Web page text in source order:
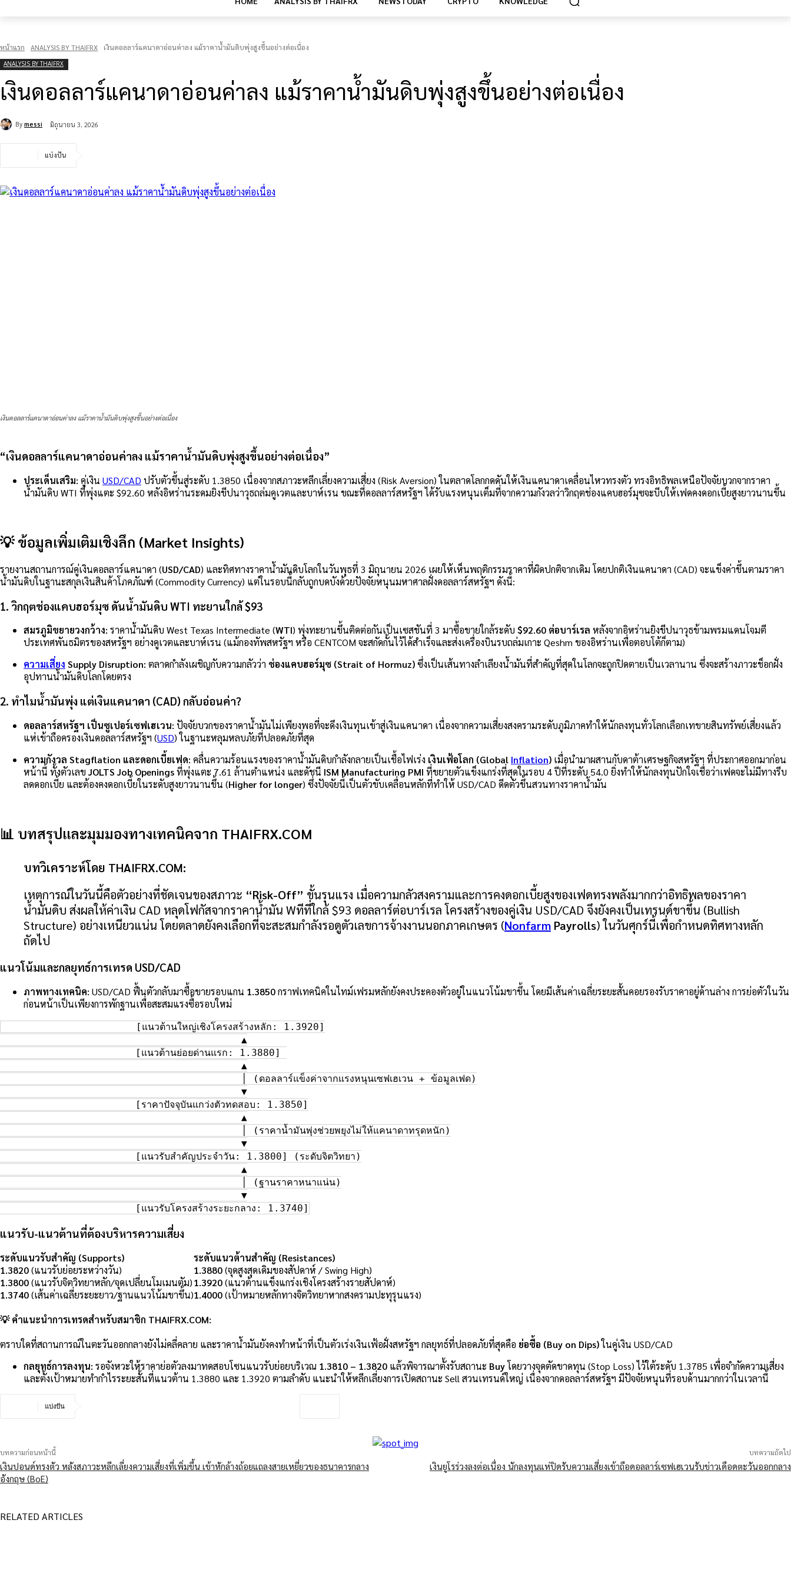
หน้าแรก ANALYSIS BY THAIFRX เงินดอลลาร์แคนาดาอ่อนค่าลง แม้ราคาน้ำมันดิบพุ่งสูงขึ้นอย่างต่อเนื่อง
ANALYSIS BY THAIFRX
เงินดอลลาร์แคนาดาอ่อนค่าลง แม้ราคาน้ำมันดิบพุ่งสูงขึ้นอย่างต่อเนื่อง
By messi มิถุนายน 3, 2026
แบ่งปัน
เงินดอลลาร์แคนาดาอ่อนค่าลง แม้ราคาน้ำมันดิบพุ่งสูงขึ้นอย่างต่อเนื่อง
“เงินดอลลาร์แคนาดาอ่อนค่าลง แม้ราคาน้ำมันดิบพุ่งสูงขึ้นอย่างต่อเนื่อง”
ประเด็นเสริม: คู่เงิน USD/CAD ปรับตัวขึ้นสู่ระดับ 1.3850 เนื่องจากสภาวะหลีกเลี่ยงความเสี่ยง (Risk Aversion) ในตลาดโลกกดดันให้เงินแคนาดาเคลื่อนไหวทรงตัว ทรงอิทธิพลเหนือปัจจัยบวกจากราคา
น้ำมันดิบ WTI ที่พุ่งแตะ $92.60 หลังอิหร่านระดมยิงขีปนาวุธถล่มคูเวตและบาห์เรน ขณะที่ดอลลาร์สหรัฐฯ ได้รับแรงหนุนเต็มที่จากความกังวลว่าวิกฤตช่องแคบฮอร์มุซจะบีบให้เฟดคงดอกเบี้ยสูงยาวนานขึ้น
💡 ข้อมูลเพิ่มเติมเชิงลึก (Market Insights)
รายงานสถานการณ์คู่เงินดอลลาร์แคนาดา (USD/CAD) และทิศทางราคาน้ำมันดิบโลกในวันพุธที่ 3 มิถุนายน 2026 เผยให้เห็นพฤติกรรมราคาที่ผิดปกติจากเดิม โดยปกติเงินแคนาดา (CAD) จะแข็งค่าขึ้นตามราคา
น้ำมันดิบในฐานะสกุลเงินสินค้าโภคภัณฑ์ (Commodity Currency) แต่ในรอบนี้กลับถูกบดบังด้วยปัจจัยหนุนมหาศาลฝั่งดอลลาร์สหรัฐฯ ดังนี้:
1. วิกฤตช่องแคบฮอร์มุซ ดันน้ำมันดิบ WTI ทะยานใกล้ $93
สมรภูมิขยายวงกว้าง: ราคาน้ำมันดิบ West Texas Intermediate (WTI) พุ่งทะยานขึ้นติดต่อกันเป็นเซสชันที่ 3 มาซื้อขายใกล้ระดับ $92.60 ต่อบาร์เรล หลังจากอิหร่านยิงขีปนาวุธข้ามพรมแดนโจมตี
ประเทศพันธมิตรของสหรัฐฯ อย่างคูเวตและบาห์เรน (แม้กองทัพสหรัฐฯ หรือ CENTCOM จะสกัดกั้นไว้ได้สำเร็จและส่งเครื่องบินรบถล่มเกาะ Qeshm ของอิหร่านเพื่อตอบโต้ก็ตาม)
ความเสี่ยง Supply Disruption: ตลาดกำลังเผชิญกับความกลัวว่า ช่องแคบฮอร์มุซ (Strait of Hormuz)ซึ่งเป็นเส้นทางลำเลียงน้ำมันที่สำคัญที่สุดในโลกจะถูกปิดตายเป็นเวลานาน ซึ่งจะสร้างภาวะช็อกฝั่ง
อุปทานน้ำมันดิบโลกโดยตรง
2. ทำไมน้ำมันพุ่ง แต่เงินแคนาดา (CAD) กลับอ่อนค่า?
ดอลลาร์สหรัฐฯ เป็นซูเปอร์เซฟเฮเวน: ปัจจัยบวกของราคาน้ำมันไม่เพียงพอที่จะดึงเงินทุนเข้าสู่เงินแคนาดา เนื่องจากความเสี่ยงสงครามระดับภูมิภาคทำให้นักลงทุนทั่วโลกเลือกเทขายสินทรัพย์เสี่ยงแล้ว
แห่เข้าถือครองเงินดอลลาร์สหรัฐฯ (USD) ในฐานะหลุมหลบภัยที่ปลอดภัยที่สุด
ความกังวล Stagflation และดอกเบี้ยเฟด: คลื่นความร้อนแรงของราคาน้ำมันดิบกำลังกลายเป็นเชื้อไฟเร่ง เงินเฟ้อโลก (Global Inflation) เมื่อนำมาผสานกับดาต้าเศรษฐกิจสหรัฐฯ ที่ประกาศออกมาก่อน
หน้านี้ ทั้งตัวเลขJOLTS Job Openingsที่พุ่งแตะ 7.61 ล้านตำแหน่ง และดัชนี ISM Manufacturing PMI ที่ขยายตัวแข็งแกร่งที่สุดในรอบ 4 ปีที่ระดับ 54.0 ยิ่งทำให้นักลงทุนปักใจเชื่อว่าเฟดจะไม่มีทางรีบ
ลดดอกเบี้ย และต้องคงดอกเบี้ยในระดับสูงยาวนานขึ้น (Higher for longer) ซึ่งปัจจัยนี้เป็นตัวขับเคลื่อนหลักที่ทำให้ USD/CAD ดีดตัวขึ้นสวนทางราคาน้ำมัน
📊 บทสรุปและมุมมองทางเทคนิคจาก THAIFRX.COM
บทวิเคราะห์โดย THAIFRX.COM:
เหตุการณ์ในวันนี้คือตัวอย่างที่ชัดเจนของสภาวะ “Risk-Off” ขั้นรุนแรง เมื่อความกลัวสงครามและการคงดอกเบี้ยสูงของเฟดทรงพลังมากกว่าอิทธิพลของราคา
น้ำมันดิบ ส่งผลให้ค่าเงิน CAD หลุดโฟกัสจากราคาน้ำมัน Wทีที่ใกล้ $93 ดอลลาร์ต่อบาร์เรล โครงสร้างของคู่เงิน USD/CAD จึงยังคงเป็นเทรนด์ขาขึ้น (Bullish
Structure) อย่างเหนียวแน่น โดยตลาดยังคงเลือกที่จะสะสมกำลังรอดูตัวเลขการจ้างงานนอกภาคเกษตร (Nonfarm Payrolls) ในวันศุกร์นี้เพื่อกำหนดทิศทางหลัก
ถัดไป
แนวโน้มและกลยุทธ์การเทรด USD/CAD
ภาพทางเทคนิค: USD/CAD ฟื้นตัวกลับมาซื้อขายรอบแกน 1.3850กราฟเทคนิคในไทม์เฟรมหลักยังคงประคองตัวอยู่ในแนวโน้มขาขึ้น โดยมีเส้นค่าเฉลี่ยระยะสั้นคอยรองรับราคาอยู่ด้านล่าง การย่อตัวในวัน
ก่อนหน้าเป็นเพียงการพักฐานเพื่อสะสมแรงซื้อรอบใหม่
                       [แนวต้านใหญ่เชิงโครงสร้างหลัก: 1.3920]
                                         ▲
                       [แนวต้านย่อยด่านแรก: 1.3880]
                                         ▲
                                         │ (ดอลลาร์แข็งค่าจากแรงหนุนเซฟเฮเวน + ข้อมูลเฟด)
                                         ▼
                       [ราคาปัจจุบันแกว่งตัวทดสอบ: 1.3850]
                                         ▲
                                         │ (ราคาน้ำมันพุ่งช่วยพยุงไม่ให้แคนาดาทรุดหนัก)
                                         ▼
                       [แนวรับสำคัญประจำวัน: 1.3800] (ระดับจิตวิทยา)
                                         ▲
                                         │ (ฐานราคาหนาแน่น)
                                         ▼
แนวรับ-แนวต้านที่ต้องบริหารความเสี่ยง
ระดับแนวรับสำคัญ (Supports)
ระดับแนวต้านสำคัญ (Resistances)
1.3820(แนวรับย่อยระหว่างวัน) 1.3880(จุดสูงสุดเดิมของสัปดาห์ / Swing High)
1.3800(แนวรับจิตวิทยาหลัก/จุดเปลี่ยนโมเมนตัม)1.3920(แนวต้านแข็งแกร่งเชิงโครงสร้างรายสัปดาห์)
1.3740(เส้นค่าเฉลี่ยระยะยาว/ฐานแนวโน้มขาขึ้น)1.4000(เป้าหมายหลักทางจิตวิทยาหากสงครามปะทุรุนแรง)
💡 คำแนะนำการเทรดสำหรับสมาชิก THAIFRX.COM:
ตราบใดที่สถานการณ์ในตะวันออกกลางยังไม่คลี่คลาย และราคาน้ำมันยังคงทำหน้าที่เป็นตัวเร่งเงินเฟ้อฝั่งสหรัฐฯ กลยุทธ์ที่ปลอดภัยที่สุดคือ ย่อซื้อ (Buy on Dips)ในคู่เงิน USD/CAD
กลยุทธ์การลงทุน: รอจังหวะให้ราคาย่อตัวลงมาทดสอบโซนแนวรับย่อยบริเวณ 1.3810 – 1.3820 แล้วพิจารณาตั้งรับสถานะ Buyโดยวางจุดตัดขาดทุน (Stop Loss) ไว้ใต้ระดับ 1.3785 เพื่อจำกัดความเสี่ยง
และตั้งเป้าหมายทำกำไรระยะสั้นที่แนวต้าน 1.3880 และ 1.3920 ตามลำดับ แนะนำให้หลีกเลี่ยงการเปิดสถานะ Sell สวนเทรนด์ใหญ่ เนื่องจากดอลลาร์สหรัฐฯ มีปัจจัยหนุนที่รอบด้านมากกว่าในเวลานี้
แบ่งปัน
บทความก่อนหน้านี้
เงินปอนด์ทรงตัว หลังสภาวะหลีกเลี่ยงความเสี่ยงที่เพิ่มขึ้น เข้าหักล้างถ้อยแถลงสายเหยี่ยวของธนาคารกลาง
อังกฤษ (BoE)
บทความถัดไป
เงินยูโรร่วงลงต่อเนื่อง นักลงทุนแห่ปิดรับความเสี่ยงเข้าถือดอลลาร์เซฟเฮเวนรับข่าวเดือดตะวันออกกลาง
RELATED ARTICLES